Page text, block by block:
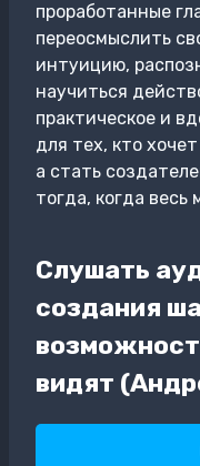
проработанные
переосмыслить
интуицию,
научиться
практическое и
для тех, кто
а стать
тогда, когда
Слушать
создания
видят